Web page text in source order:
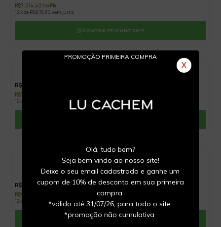
PROMOÇÃO PRIMEIRA COMPRA
X
Olá, tudo bem?
Seja bem vindo ao nosso site!
Deixe o seu email cadastrado e ganhe um
cupom de 10% de desconto em sua primeira
compra.
*válido até 31/07/26, para todo o site
*promoção não cumulativa
R$7.014,42 no Pix
12 x de R$615,30 sem juros
COMPRAR PELO WHATSAPP
Escapulário retangular com safiras brancas
R$7.900,00
R$7.505,00 no Pix
12 x de R$658,33 sem juros
Colar bike speed mini em ouro branco com
diamantes
R$9.800,00
R$9.310,00 no Pix
12 x de R$816,67 sem juros
COMPRAR PELO WHATSAPP